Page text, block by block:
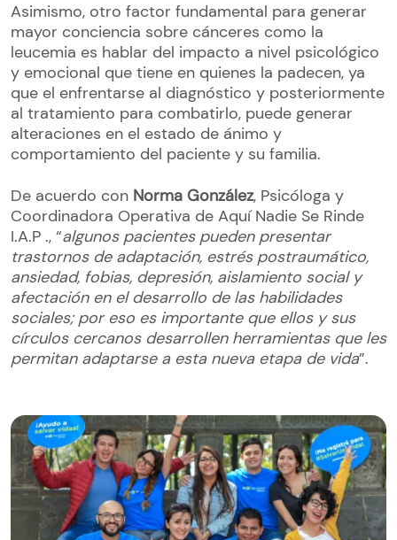
Asimismo, otro factor fundamental para generar
mayor conciencia sobre cánceres como la
leucemia es hablar del impacto a nivel psicológico
y emocional que tiene en quienes la padecen, ya
que el enfrentarse al diagnóstico y posteriormente
al tratamiento para combatirlo, puede generar
alteraciones en el estado de ánimo y
comportamiento del paciente y su familia.
De acuerdo con Norma González, Psicóloga y
Coordinadora Operativa de Aquí Nadie Se Rinde
I.A.P ., “algunos pacientes pueden presentar
trastornos de adaptación, estrés postraumático,
ansiedad, fobias, depresión, aislamiento social y
afectación en el desarrollo de las habilidades
sociales; por eso es importante que ellos y sus
círculos cercanos desarrollen herramientas que les
permitan adaptarse a esta nueva etapa de vida”.